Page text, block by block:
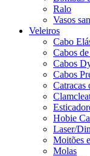
Ralo
Vasos
Veleiros
Cabo
Cabos
Cabos
Cabos
Catracas
Hobie
Laser/
Moitões
Molas